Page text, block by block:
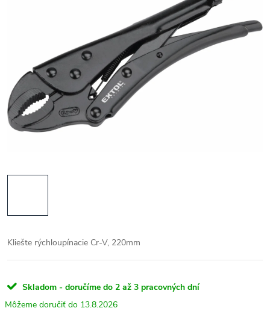
Kliešte rýchloupínacie Cr-V, 220mm
Skladom - doručíme do 2 až 3 pracovných dní
13.8.2026